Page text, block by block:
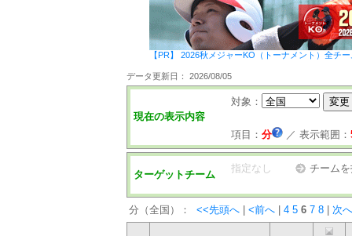
【PR】 2026秋メジャーKO（トーナメント）全チ
データ更新日： 2026/08/05
現在の表示内容
対象：
項目： 分 ／ 表示範囲：
ターゲットチーム
指定なし チーム
分（全国）： <<先頭へ <前へ 4 5 6 7 8 次